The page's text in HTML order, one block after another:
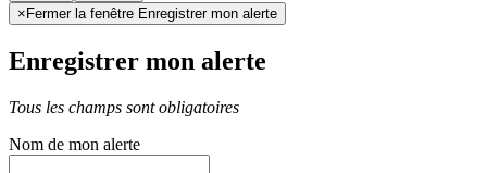
× Fermer la fenêtre Enregistrer mon alerte
Enregistrer mon alerte
Tous les champs sont obligatoires
Nom de mon alerte